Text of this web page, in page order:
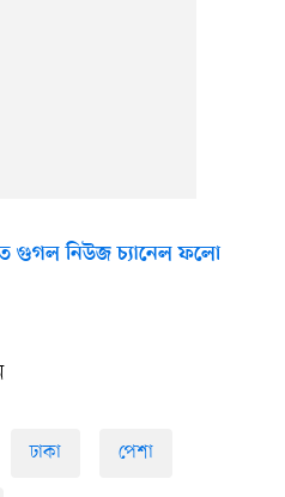
গুগল নিউজ চ্যানেল ফলো
ঢাকা পেশা